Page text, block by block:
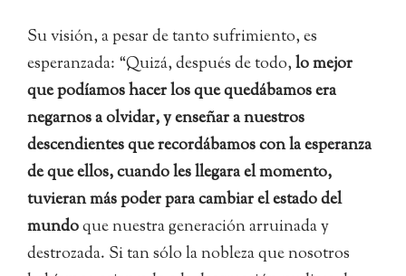
Su visión, a pesar de tanto sufrimiento, es
esperanzada: “Quizá, después de todo,lo mejor
que podíamos hacer los que quedábamos era
negarnos a olvidar, y enseñar a nuestros
descendientes que recordábamos con la esperanza
de que ellos, cuando les llegara el momento,
tuvieran más poder para cambiar el estado del
mundoque nuestra generación arruinada y
destrozada. Si tan sólo la nobleza que nosotros